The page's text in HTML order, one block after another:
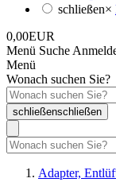
schließen×
0,00EUR
Menü Suche
Menü
Wonach suchen Sie?
schließenschließen
Adapter,